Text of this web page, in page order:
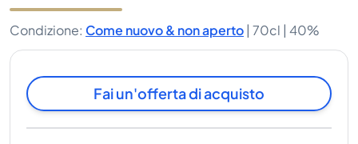
Condizione: Come nuovo & non aperto | 70cl | 40%
Fai un'offerta di acquisto